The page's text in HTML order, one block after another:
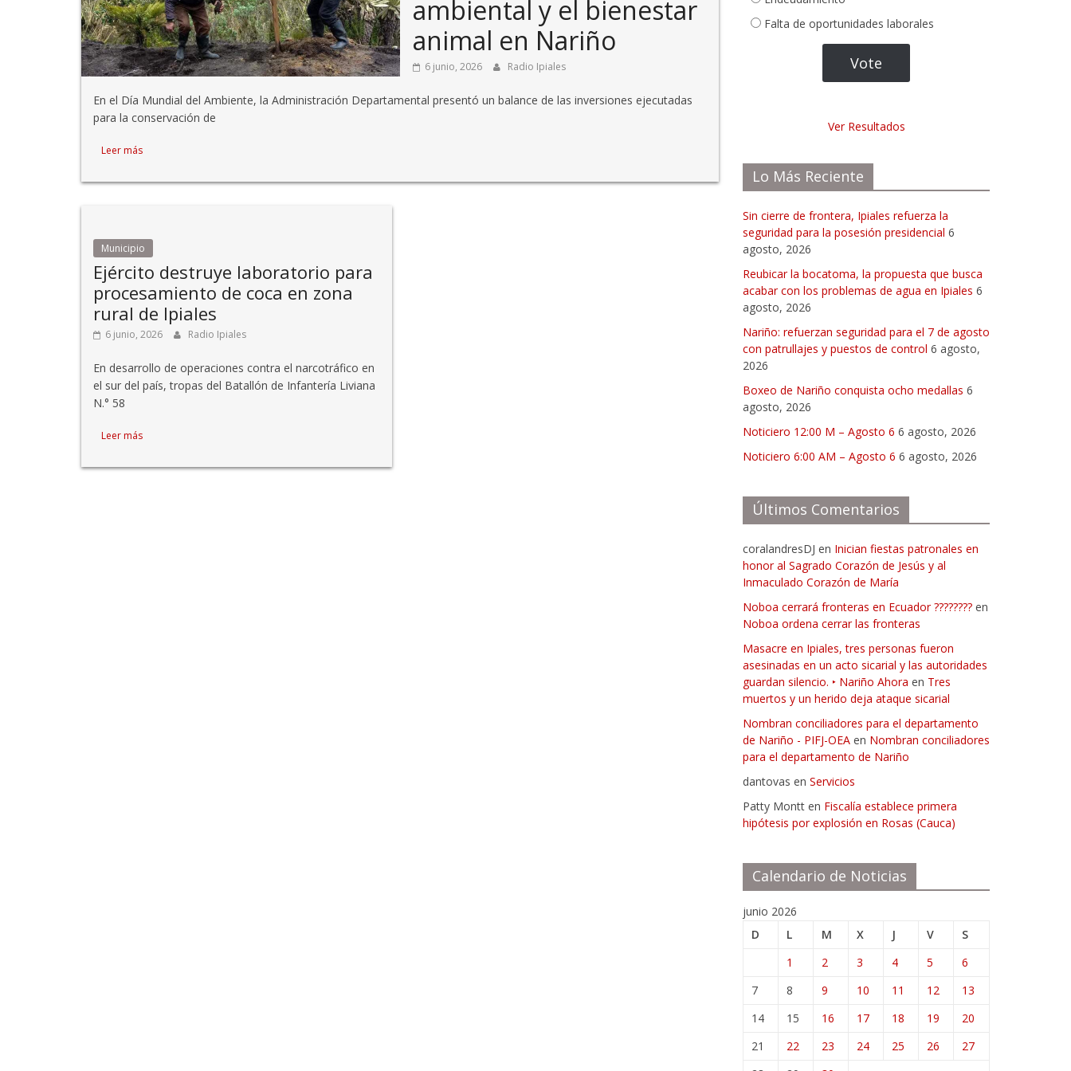
ambiental y el bienestar
animal en Nariño
6 junio, 2026 Radio Ipiales
En el Día Mundial del Ambiente, la Administración Departamental presentó un balance de las inversiones ejecutadas
para la conservación de
Leer más
Municipio
Ejército destruye laboratorio para
procesamiento de coca en zona
rural de Ipiales
6 junio, 2026 Radio Ipiales
En desarrollo de operaciones contra el narcotráfico en
el sur del país, tropas del Batallón de Infantería Liviana
N.° 58
Leer más
Falta de oportunidades laborales
Ver Resultados
Lo Más Reciente
Sin cierre de frontera, Ipiales refuerza la
seguridad para la posesión presidencial 6
agosto, 2026
Reubicar la bocatoma, la propuesta que busca
acabar con los problemas de agua en Ipiales 6
agosto, 2026
Nariño: refuerzan seguridad para el 7 de agosto
con patrullajes y puestos de control 6 agosto,
2026
Boxeo de Nariño conquista ocho medallas 6
agosto, 2026
Noticiero 12:00 M – Agosto 6 6 agosto, 2026
Noticiero 6:00 AM – Agosto 6 6 agosto, 2026
Últimos Comentarios
coralandresDJ en Inician fiestas patronales en
honor al Sagrado Corazón de Jesús y al
Inmaculado Corazón de María
Noboa cerrará fronteras en Ecuador ???????? en
Noboa ordena cerrar las fronteras
Masacre en Ipiales, tres personas fueron
asesinadas en un acto sicarial y las autoridades
guardan silencio. ‣ Nariño Ahora en Tres
muertos y un herido deja ataque sicarial
Nombran conciliadores para el departamento
de Nariño - PIFJ-OEA en Nombran conciliadores
para el departamento de Nariño
dantovas en Servicios
Patty Montt en Fiscalía establece primera
hipótesis por explosión en Rosas (Cauca)
Calendario de Noticias
junio 2026
D
L M X J V
S
1
2 3 4 5
6
7
8 9 10 11 12
13
14
15 16 17 18 19
20
21
22 23 24 25 26
27